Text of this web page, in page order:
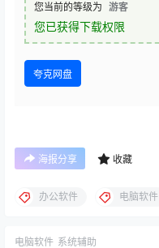
您当前的等级为 游客
您已获得下载权限
夸克网盘
海报分享 收藏
办公软件 电脑软件
电脑软件 系统辅助